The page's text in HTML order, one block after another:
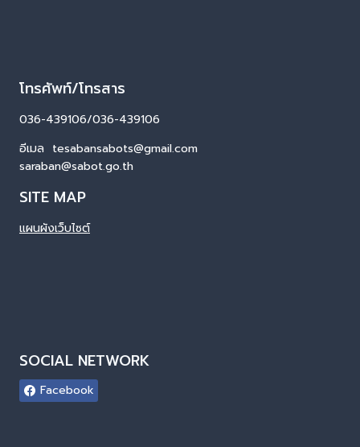
โทรศัพท์/โทรสาร
036-439106/036-439106
อีเมล tesabansabots@gmail.com
saraban@sabot.go.th
SITE MAP
แผนผังเว็บไซต์
SOCIAL NETWORK
Facebook